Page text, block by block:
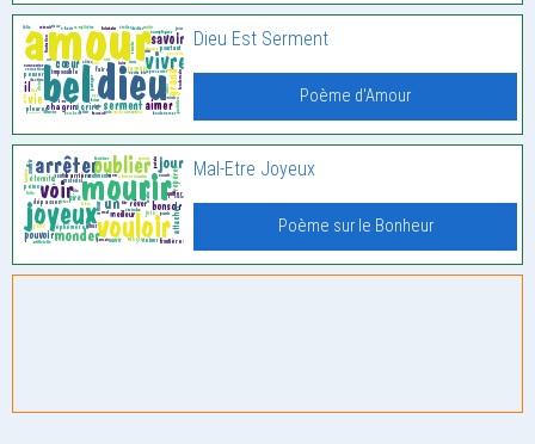
Dieu Est Serment
Poème d'Amour
Mal-Etre Joyeux
Poème sur le Bonheur